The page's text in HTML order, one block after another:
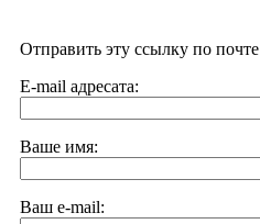
Отправить эту ссылку по почте
E-mail адресата:
Ваше имя:
Ваш e-mail: